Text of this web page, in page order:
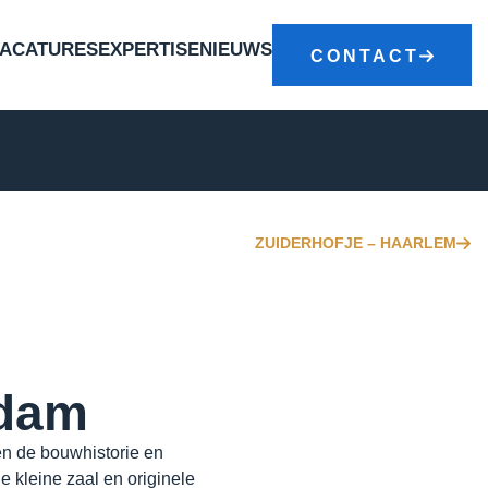
EXPERTISENIEUWS CONTACT
ZUIDERHOFJE – HAARLEM
de bouwhistorie en
kleine zaal en originele